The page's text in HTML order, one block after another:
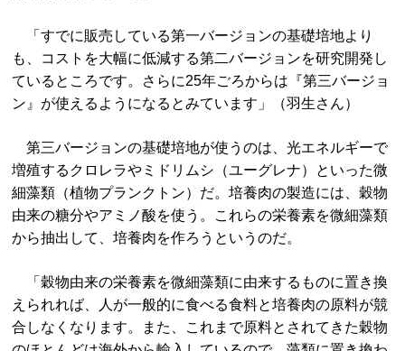
「すでに販売している第一バージョンの基礎培地より
も、コストを大幅に低減する第二バージョンを研究開発し
ているところです。さらに25年ごろからは『第三バージョ
ン』が使えるようになるとみています」（羽生さん）
第三バージョンの基礎培地が使うのは、光エネルギーで
増殖するクロレラやミドリムシ（ユーグレナ）といった微
細藻類（植物プランクトン）だ。培養肉の製造には、穀物
由来の糖分やアミノ酸を使う。これらの栄養素を微細藻類
から抽出して、培養肉を作ろうというのだ。
「穀物由来の栄養素を微細藻類に由来するものに置き換
えられれば、人が一般的に食べる食料と培養肉の原料が競
合しなくなります。また、これまで原料とされてきた穀物